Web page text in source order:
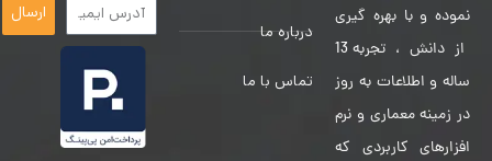
نموده و با بهره گیری
از دانش ، تجربه 13
ساله و اطلاعات به روز
در زمینه معماری و نرم
افزارهای کاربردی که
درباره ما
تماس با ما
ارسال